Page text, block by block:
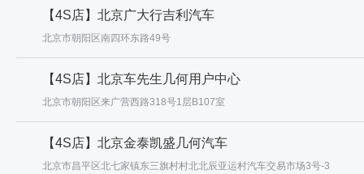
【4S店】北京广大行吉利汽车
北京市朝阳区南四环东路49号
【4S店】北京车先生几何用户中心
北京市朝阳区来广营西路318号1层B107室
【4S店】北京金泰凯盛几何汽车
北京市昌平区北七家镇东三旗村村北北辰亚运村汽车交易市场3号-3